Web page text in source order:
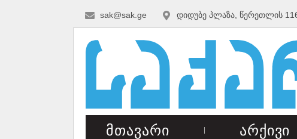
sak@sak.ge დიდუბე პლაზა, წერეთლის
მთავარი არქივი